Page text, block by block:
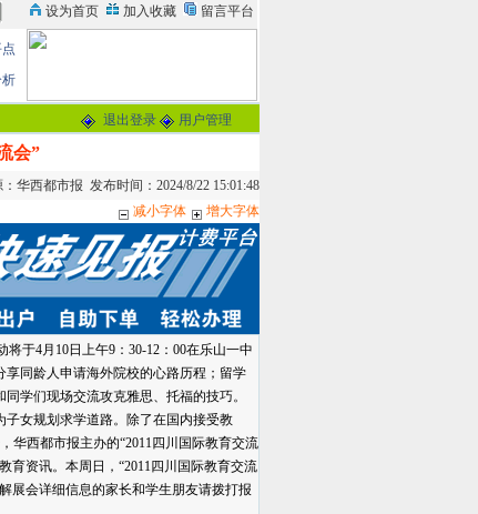
退出登录 用户管理
会”
华西都市报 发布时间：2024/8/22 15:01:48
减小字体
增大字体
于4月10日上午9：30-12：00在乐山一中
同龄人申请海外院校的心路历程；留学
学们现场交流攻克雅思、托福的技巧。
女规划求学道路。除了在国内接受教
华西都市报主办的“2011四川国际教育交流
育资讯。本周日，“2011四川国际教育交流
展会详细信息的家长和学生朋友请拨打报